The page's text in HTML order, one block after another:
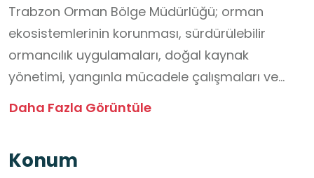
Trabzon Orman Bölge Müdürlüğü; orman
ekosistemlerinin korunması, sürdürülebilir
ormancılık uygulamaları, doğal kaynak
yönetimi, yangınla mücadele çalışmaları ve
çevre bilincinin geliştirilmesine yönelik
konularında yerinde öğrenme fırsatı sunan
Daha Fazla Görüntüle
Konum